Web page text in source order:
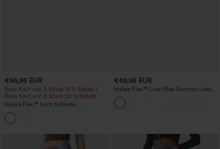
€66,95 EUR
Beim Kauf von 2 Stück 10 % Rabatt |
Beim Kauf von 3 Stück 20 % Rabatt
Halara Flex™ hoch taillierte,
weitgeschnittene, lässige Jeans mit
Taschen
€49,95 EUR
Halara Flex™ Low-Rise-Bootcut-Jeans,
gewaschen, mit Reißverschlusstaschen,
lässig